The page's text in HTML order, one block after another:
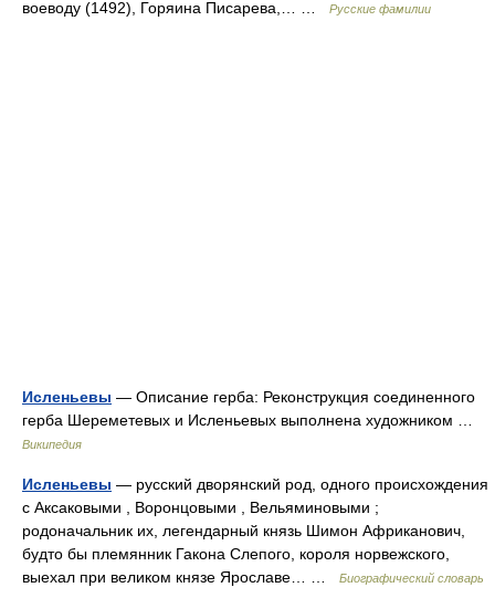
воеводу (1492), Горяина Писарева,… …
Русские фамилии
Исленьевы — Описание герба: Реконструкция соединенного
герба Шереметевых и Исленьевых выполнена художником …
Википедия
Исленьевы — русский дворянский род, одного происхождения
с Аксаковыми , Воронцовыми , Вельяминовыми ;
родоначальник их, легендарный князь Шимон Африканович,
будто бы племянник Гакона Слепого, короля норвежского,
выехал при великом князе Ярославе… …
Биографический словарь